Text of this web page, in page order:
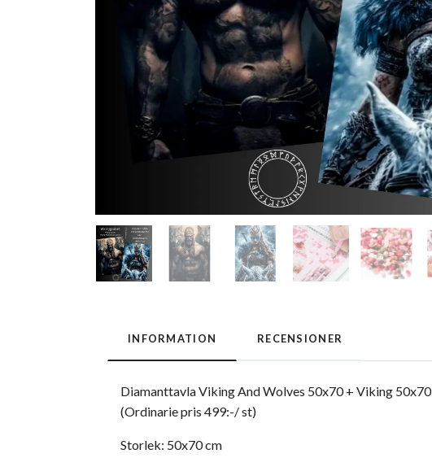
INFORMATION RECENSIONER
Diamanttavla Viking And Wolves 50x70 + Viking 50x70
(Ordinarie pris 499:-/ st)
Storlek: 50x70 cm